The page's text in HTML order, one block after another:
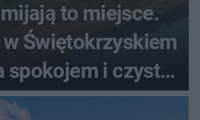
to miejsce.
Świętokrzyskiem
spokojem i czystą
wodą